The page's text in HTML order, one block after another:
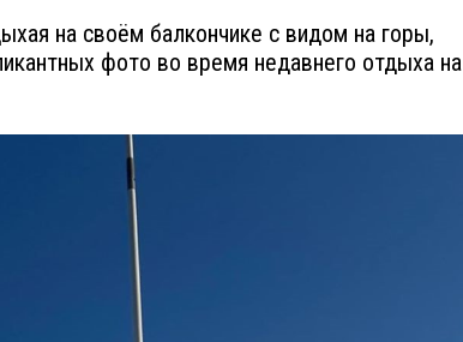
на своём балкончике с видом на горы,
фото во время недавнего отдыха на